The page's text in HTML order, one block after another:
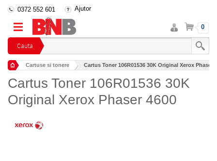
Cauta
0372 552 601 Ajutor
Intra
in
cont
Cos 0
Cartuse si tonere Cartus Toner 106R01536 30K Original Xerox Phaser
Cartus Toner 106R01536 30K
Original Xerox Phaser 4600